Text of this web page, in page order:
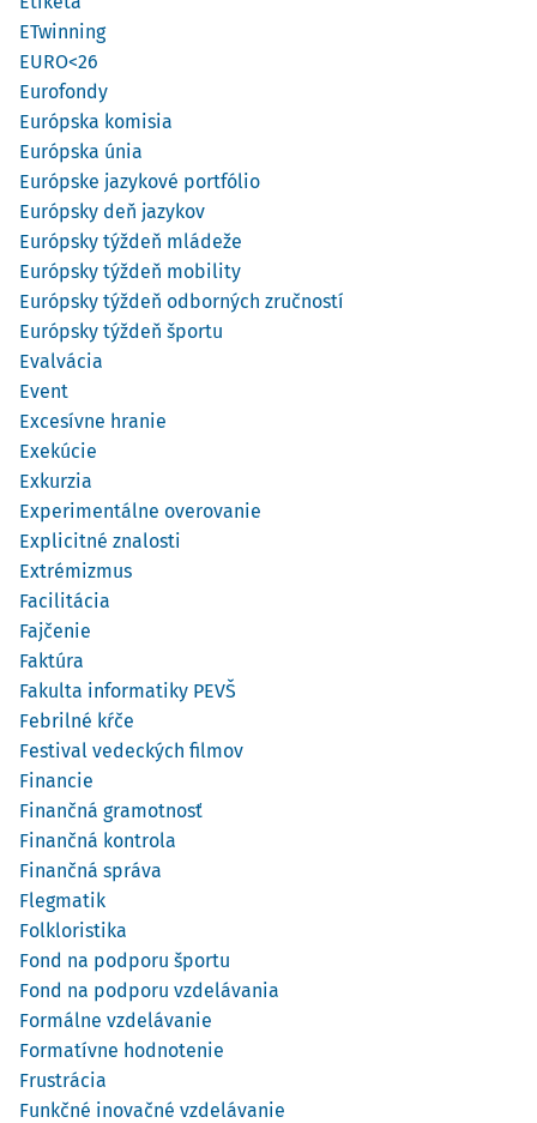
ETwinning
EURO<26
Eurofondy
Európska komisia
Európska únia
Európske jazykové portfólio
Európsky deň jazykov
Európsky týždeň mládeže
Európsky týždeň mobility
Európsky týždeň odborných zručností
Európsky týždeň športu
Evalvácia
Event
Excesívne hranie
Exekúcie
Exkurzia
Experimentálne overovanie
Explicitné znalosti
Extrémizmus
Facilitácia
Fajčenie
Faktúra
Fakulta informatiky PEVŠ
Febrilné kŕče
Festival vedeckých filmov
Financie
Finančná gramotnosť
Finančná kontrola
Finančná správa
Flegmatik
Folkloristika
Fond na podporu športu
Fond na podporu vzdelávania
Formálne vzdelávanie
Formatívne hodnotenie
Frustrácia
Funkčné inovačné vzdelávanie